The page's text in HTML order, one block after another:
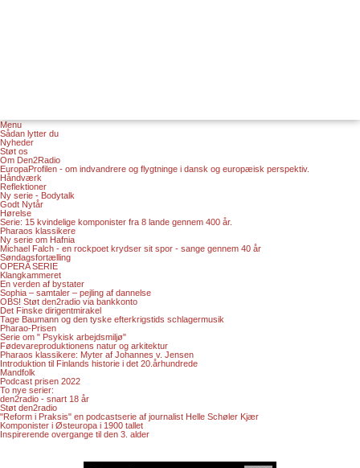
Menu
Sådan lytter du
Nyheder
Støt os
Om Den2Radio
EuropaProfilen - om indvandrere og flygtninge i dansk og europæisk perspektiv.
Håndværk
Reflektioner
Ny serie - Bodytalk
Godt Nytår
Hørelse
Serie: 15 kvindelige komponister fra 8 lande gennem 400 år.
Pharaos klassikere
Ny serie om Hafnia
Michael Falch - en rockpoet krydser sit spor - sange gennem 40 år
Søndagsfortælling
OPERA SERIE
Klangkammeret
En verden af bystater
Sophia – samtaler – pejling af dannelse
OBS! Støt den2radio via bankkonto
Det Finske dirigentmirakel
Tage Baumann og den tyske efterkrigstids schlagermusik
Pharao-Prisen
Serie om " Psykisk arbejdsmiljø"
Fødevareproduktionens natur og arkitektur
Pharaos klassikere: Myter af Johannes v. Jensen
Introduktion til Finlands historie i det 20.århundrede
Mandfolk
Podcast prisen 2022
To nye serier:
den2radio - snart 18 år
Støt den2radio
"Reform i Praksis" en podcastserie af journalist Helle Schøler Kjær
Komponister i Østeuropa i 1900 tallet
Inspirerende overgange til den 3. alder